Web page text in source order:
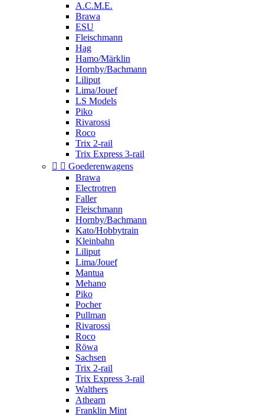
A.C.M.E.
Brawa
ESU
Fleischmann
Hag
Hamo/Märklin
Hornby/Bachmann
Liliput
Lima/Jouef
LS Models
Piko
Rivarossi
Roco
Trix 2-rail
Trix Express 3-rail
  Goederenwagens
Brawa
Electrotren
Faller
Fleischmann
Hornby/Bachmann
Kato/Hobbytrain
Kleinbahn
Liliput
Lima/Jouef
Mantua
Mehano
Piko
Pocher
Pullman
Rivarossi
Roco
Röwa
Sachsen
Trix 2-rail
Trix Express 3-rail
Walthers
Athearn
Franklin Mint